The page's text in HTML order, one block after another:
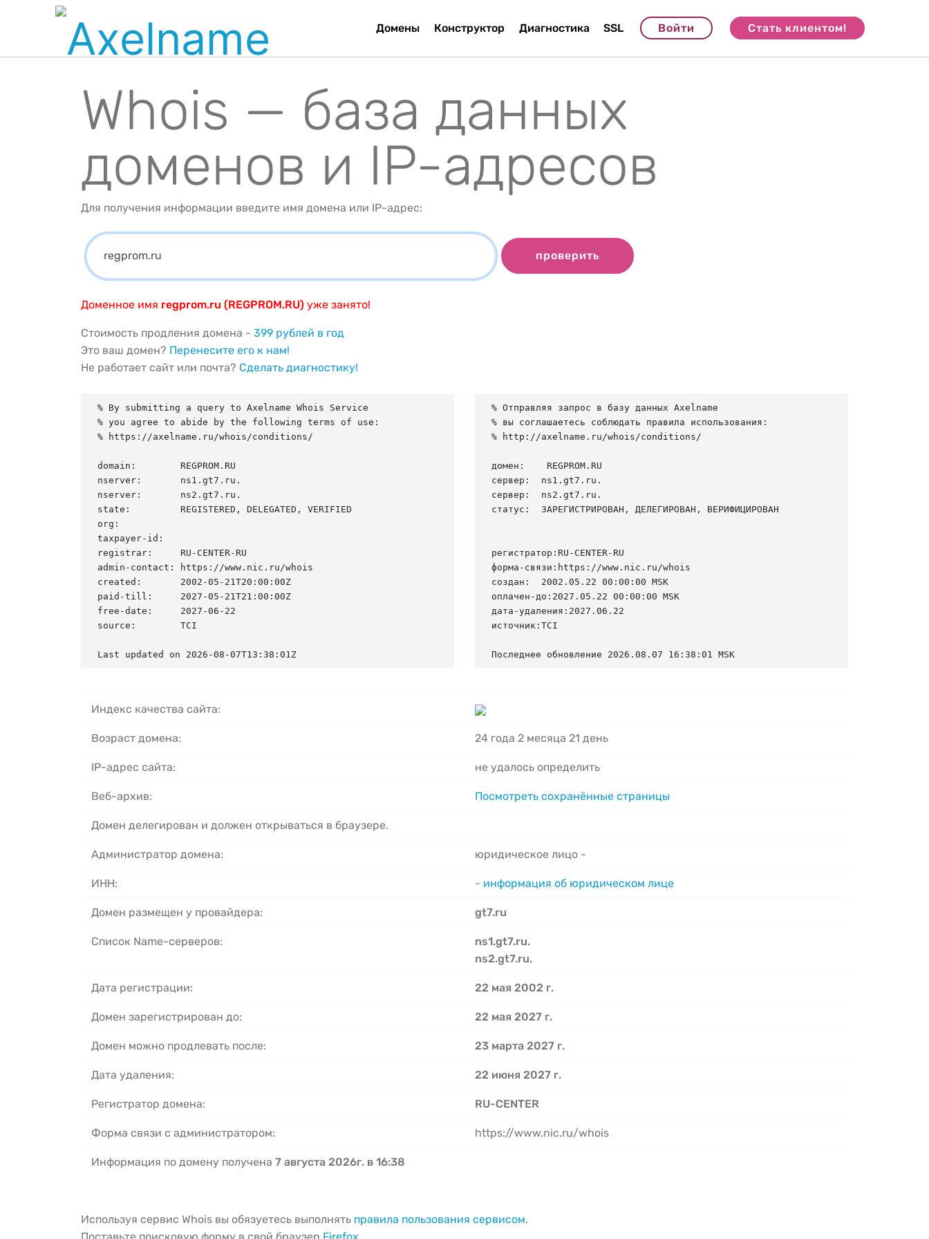
Домены Конструктор Диагностика SSL Войти Стать клиентом!
Whois — база данных
доменов и IP-адресов
Для получения информации введите имя домена или IP-адрес:
проверить
Доменное имя regprom.ru (REGPROM.RU) уже занято!
Стоимость продления домена - 399 рублей в год
Это ваш домен? Перенесите его к нам!
Не работает сайт или почта? Сделать диагностику!
% By submitting a query to Axelname Whois Service
% you agree to abide by the following terms of use:
% https://axelname.ru/whois/conditions/
domain:        REGPROM.RU
nserver:       ns1.gt7.ru.
nserver:       ns2.gt7.ru.
state:         REGISTERED, DELEGATED, VERIFIED
org:
taxpayer-id:
registrar:     RU-CENTER-RU
admin-contact: https://www.nic.ru/whois
created:       2002-05-21T20:00:00Z
paid-till:     2027-05-21T21:00:00Z
free-date:     2027-06-22
source:        TCI
Last updated on 2026-08-07T13:38:01Z
% Отправляя запрос в базу данных Axelname
% вы соглашаетесь соблюдать правила использования:
% http://axelname.ru/whois/conditions/
домен:    REGPROM.RU
сервер:  ns1.gt7.ru.
сервер:  ns2.gt7.ru.
статус:  ЗАРЕГИСТРИРОВАН, ДЕЛЕГИРОВАН, ВЕРИФИЦИРОВАН
регистратор:RU-CENTER-RU
форма-связи:https://www.nic.ru/whois
создан:  2002.05.22 00:00:00 MSK
оплачен-до:2027.05.22 00:00:00 MSK
дата-удаления:2027.06.22
источник:TCI
Последнее обновление 2026.08.07 16:38:01 MSK
Индекс качества сайта:
Возраст домена: 24 года 2 месяца 21 день
IP-адрес сайта: не удалось определить
Веб-архив: Посмотреть сохранённые страницы
Домен делегирован и должен открываться в браузере.
Администратор домена: юридическое лицо -
ИНН: - информация об юридическом лице
Домен размещен у провайдера: gt7.ru
Список Name-серверов:
ns1.gt7.ru.
ns2.gt7.ru.
Дата регистрации: 22 мая 2002 г.
Домен зарегистрирован до: 22 мая 2027 г.
Домен можно продлевать после: 23 марта 2027 г.
Дата удаления: 22 июня 2027 г.
Регистратор домена: RU-CENTER
Форма связи с администратором: https://www.nic.ru/whois
Информация по домену получена 7 августа 2026г. в 16:38
Используя сервис Whois вы обязуетесь выполнять правила пользования сервисом.